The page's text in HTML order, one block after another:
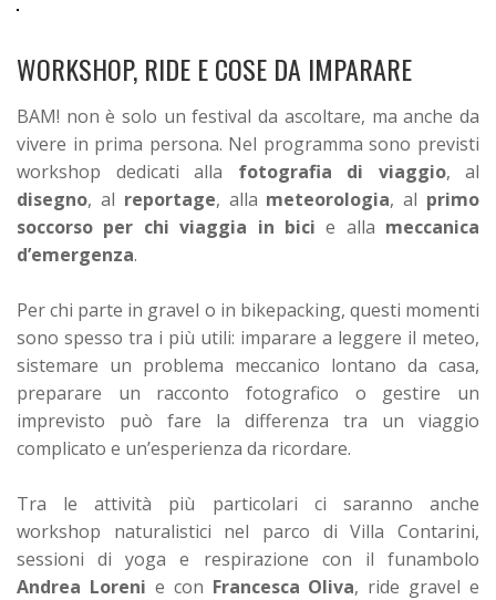
WORKSHOP, RIDE E COSE DA IMPARARE
BAM! non è solo un festival da ascoltare, ma anche da
vivere in prima persona. Nel programma sono previsti
workshop dedicati alla fotografia di viaggio, al
disegno, al reportage, alla meteorologia, al primo
soccorso per chi viaggia in bici e alla meccanica
d’emergenza.
Per chi parte in gravel o in bikepacking, questi momenti
sono spesso tra i più utili: imparare a leggere il meteo,
sistemare un problema meccanico lontano da casa,
preparare un racconto fotografico o gestire un
imprevisto può fare la differenza tra un viaggio
complicato e un’esperienza da ricordare.
Tra le attività più particolari ci saranno anche
workshop naturalistici nel parco di Villa Contarini,
sessioni di yoga e respirazione con il funambolo
Andrea Loreni e con Francesca Oliva, ride gravel e